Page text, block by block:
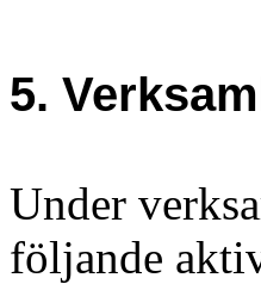
5.
Under
följande